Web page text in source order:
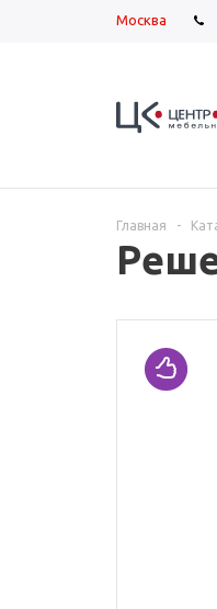
Москва
Главная -